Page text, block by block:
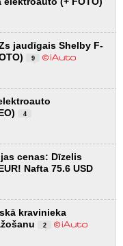
jaudīgais Shelby F-
9
4
cenas: Dīzelis
Nafta 75.6 USD
kravinieka
2